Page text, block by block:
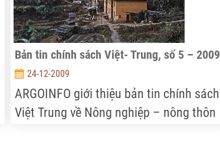
Bản tin chính sách Việt- Trung, số 5 – 2009
24-12-2009
ARGOINFO giới thiệu bản tin chính sách
Việt Trung về Nông nghiệp – nông thôn